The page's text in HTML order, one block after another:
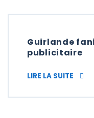
Guirlande
publicitaire
LIRE LA SUITE